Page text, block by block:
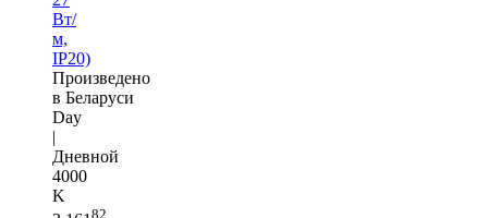
Вт/
м,
IP20)
Произведено
в Беларуси
Day
|
Дневной
4000
K
82